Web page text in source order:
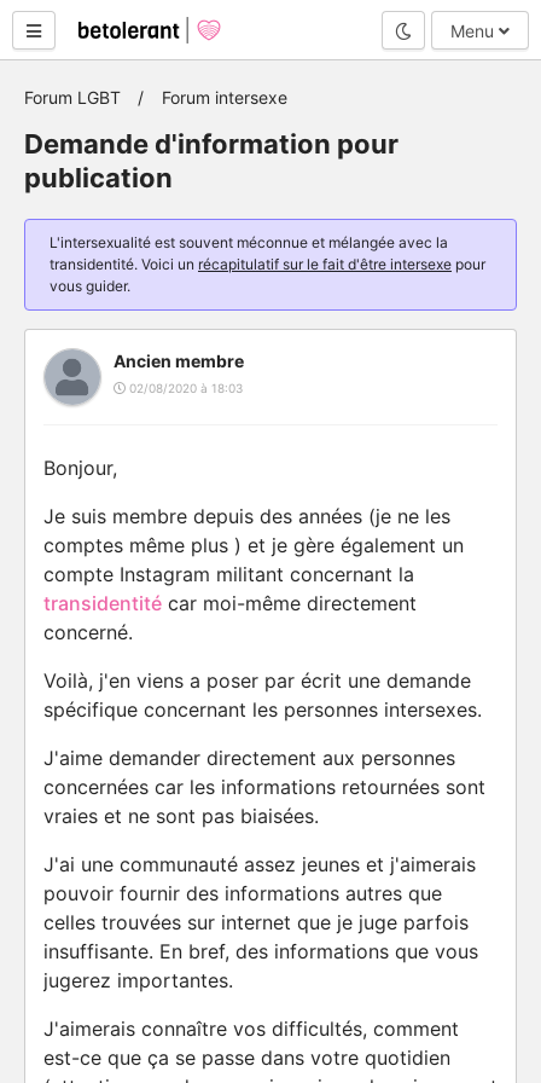
Mode nuit
Menu
Forum LGBT Forum intersexe
Demande d'information pour
publication
L'intersexualité est souvent méconnue et mélangée avec la
transidentité. Voici un récapitulatif sur le fait d'être intersexe pour
vous guider.
Ancien membre
02/08/2020 à 18:03
Bonjour,
Je suis membre depuis des années (je ne les
comptes même plus ) et je gère également un
compte Instagram militant concernant la
transidentité car moi-même directement
concerné.
Voilà, j'en viens a poser par écrit une demande
spécifique concernant les personnes intersexes.
J'aime demander directement aux personnes
concernées car les informations retournées sont
vraies et ne sont pas biaisées.
J'ai une communauté assez jeunes et j'aimerais
pouvoir fournir des informations autres que
celles trouvées sur internet que je juge parfois
insuffisante. En bref, des informations que vous
jugerez importantes.
J'aimerais connaître vos difficultés, comment
est-ce que ça se passe dans votre quotidien